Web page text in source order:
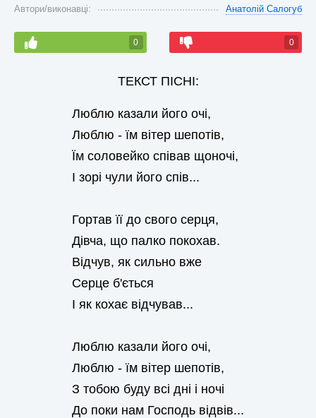
Автори/виконавці:
Анатолій Салогуб
0 0
ТЕКСТ ПІСНІ:
Люблю казали його очі,
Люблю - їм вітер шепотів,
Їм соловейко співав щоночі,
І зорі чули його спів...
Гортав її до свого серця,
Дівча, що палко покохав.
Відчув, як сильно вже
Серце б'ється
І як кохає відчував...
Люблю казали його очі,
Люблю - їм вітер шепотів,
З тобою буду всі дні і ночі
До поки нам Господь відвів...